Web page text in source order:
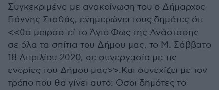
Συγκεκριμένα με ανακοίνωση του ο Δήμαρχος
Γιάννης Σταθάς, ενημερώνει τους δημότες ότι
<<θα μοιραστεί το Άγιο Φως της Ανάστασης
σε όλα τα σπίτια του Δήμου μας, το Μ. Σάββατο
18 Απριλίου 2020, σε συνεργασία με τις
ενορίες του Δήμου μας>>.Και συνεχίζει με τον
τρόπο που θα γίνει αυτό: Οσοι δημότες το